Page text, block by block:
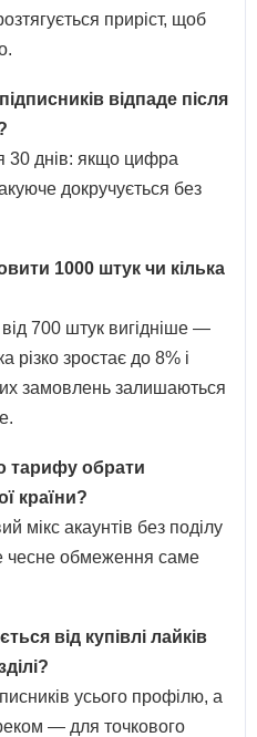
приріст, щоб
відпаде після
30 днів: якщо цифра
докручується без
1000 штук чи кілька
700 штук вигідніше —
різко зростає до 8% і
замовлень залишаються
тарифу обрати
країни?
мікс акаунтів без поділу
чесне обмеження саме
від купівлі лайків
усього профілю, а
— для точкового